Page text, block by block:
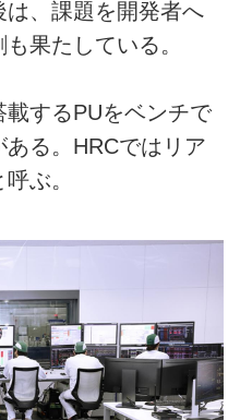
は、課題を開発者へ
果たしている。
するPUをベンチで
る。HRCではリア
ぶ。